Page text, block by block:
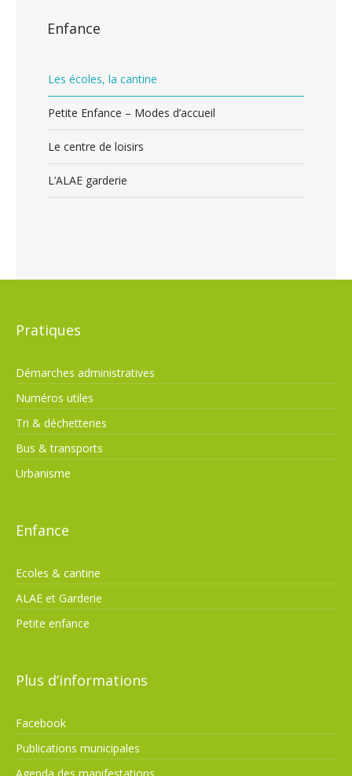
Enfance
Les écoles, la cantine
Petite Enfance – Modes d’accueil
Le centre de loisirs
L’ALAE garderie
Pratiques
Démarches administratives
Numéros utiles
Tri & déchetteries
Bus & transports
Urbanisme
Enfance
Ecoles & cantine
ALAE et Garderie
Petite enfance
Plus d’informations
Facebook
Publications municipales